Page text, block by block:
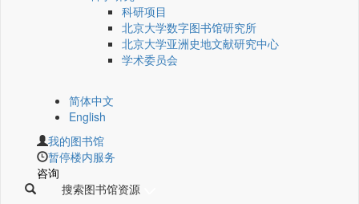
科研项目
北京大学数字图书馆研究所
北京大学亚洲史地文献研究中心
学术委员会
简体中文
English
我的图书馆
暂停楼内服务
咨询
搜索图书馆资源